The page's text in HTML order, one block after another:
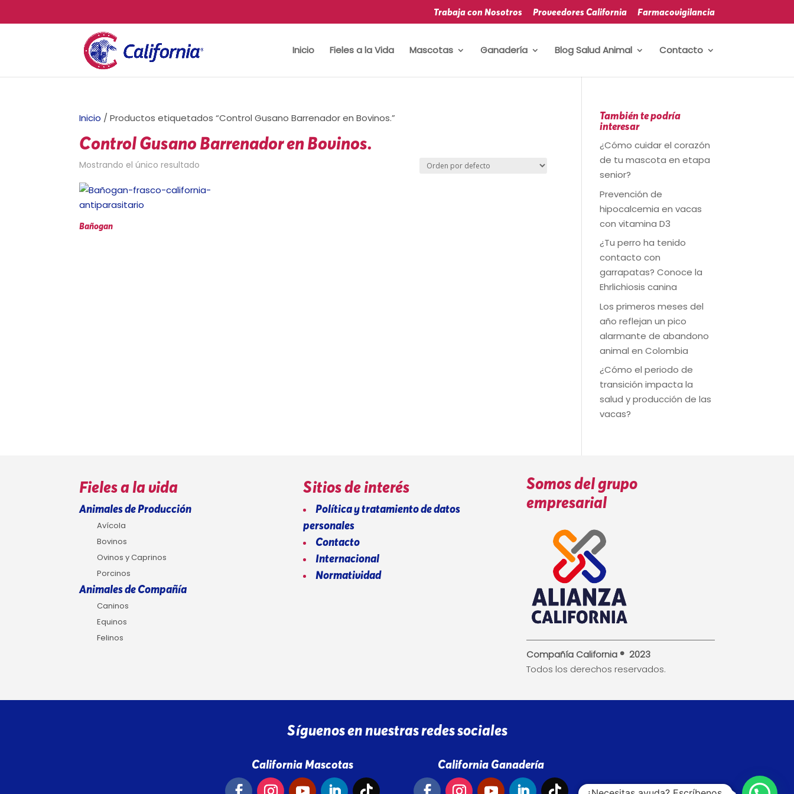
Trabaja con Nosotros Proveedores California Farmacovigilancia
Inicio Fieles a la Vida Mascotas Ganadería Blog Salud Animal Contacto
Inicio / Productos etiquetados “Control Gusano Barrenador en Bovinos.”
Control Gusano Barrenador en Bovinos.
Mostrando el único resultado
Bañogan
También te podría
interesar
¿Cómo cuidar el corazón
de tu mascota en etapa
senior?
Prevención de
hipocalcemia en vacas
con vitamina D3
¿Tu perro ha tenido
contacto con
garrapatas? Conoce la
Ehrlichiosis canina
Los primeros meses del
año reflejan un pico
alarmante de abandono
animal en Colombia
¿Cómo el periodo de
transición impacta la
salud y producción de las
vacas?
Fieles a la vida
Animales de Producción
Avícola
Bovinos
Ovinos y Caprinos
Porcinos
Animales de Compañía
Caninos
Equinos
Felinos
Sitios de interés
Política y tratamiento de datos
personales
Contacto
Internacional
Normatividad
Somos del grupo
empresarial
Compañía California ® 2023
Todos los derechos reservados.
Síguenos en nuestras redes sociales
California Mascotas California Ganadería